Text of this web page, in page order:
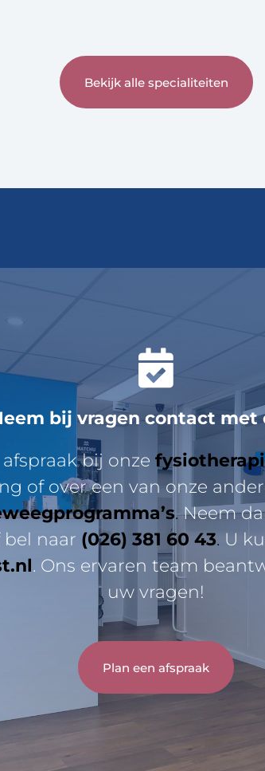
Bekijk alle specialiteiten

bij vragen contact met
bij onze
of over een van onze
.Neem
bel naar (026) 381 60 43. U
. Ons ervaren team
uw vragen!
Plan een afspraak